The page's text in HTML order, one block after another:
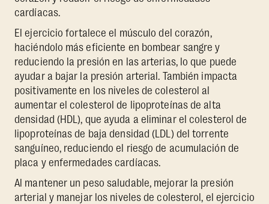
cardíacas.
El ejercicio fortalece el músculo del corazón,
haciéndolo más eficiente en bombear sangre y
reduciendo la presión en las arterias, lo que puede
ayudar a bajar la presión arterial. También impacta
positivamente en los niveles de colesterol al
aumentar el colesterol de lipoproteínas de alta
densidad (HDL), que ayuda a eliminar el colesterol de
lipoproteínas de baja densidad (LDL) del torrente
sanguíneo, reduciendo el riesgo de acumulación de
placa y enfermedades cardíacas.
Al mantener un peso saludable, mejorar la presión
arterial y manejar los niveles de colesterol, el ejercicio